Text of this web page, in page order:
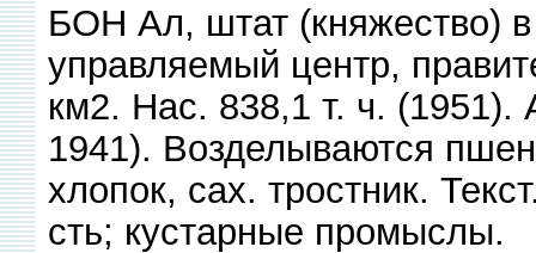
БОН Ал, штат (княжество)
управляемый центр,
км2. Нас. 838,1 т. ч.
1941). Возделываются
хлопок, сах. тростник.
сть; кустарные промыслы.